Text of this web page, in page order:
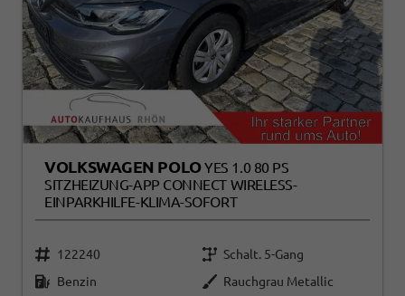
VOLKSWAGEN POLOYES 1.0 80 PS
SITZHEIZUNG-APP CONNECT WIRELESS-
EINPARKHILFE-KLIMA-SOFORT
122240
Schalt. 5-Gang
Benzin
Rauchgrau Metallic